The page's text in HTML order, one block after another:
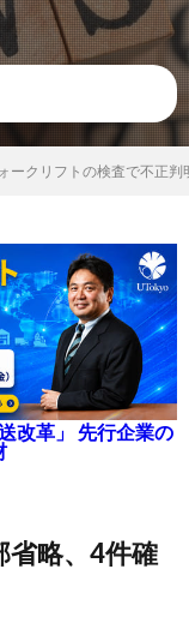
ークリフトの検査で不正判
改革」 先行企業の